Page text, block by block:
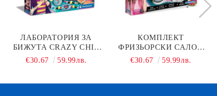
ЛАБОРАТОРИЯ ЗА
БИЖУТА CRAZY CHIC
18729
€30.67 59.99лв.
КОМПЛЕКТ
ФРИЗЬОРСКИ САЛОН
STAR CRAZY CHIC
€30.67 59.99лв.